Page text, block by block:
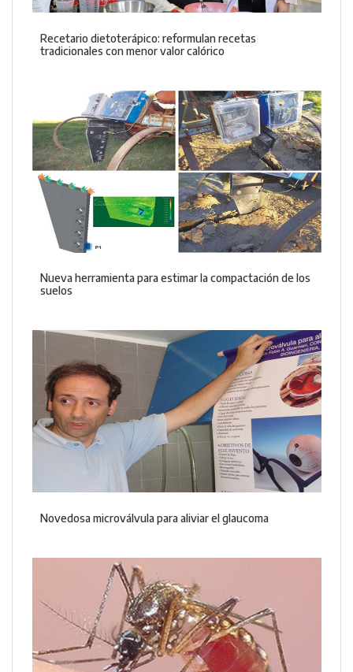
Recetario dietoterápico: reformulan recetas
tradicionales con menor valor calórico
Nueva herramienta para estimar la compactación de los
suelos
Novedosa microválvula para aliviar el glaucoma